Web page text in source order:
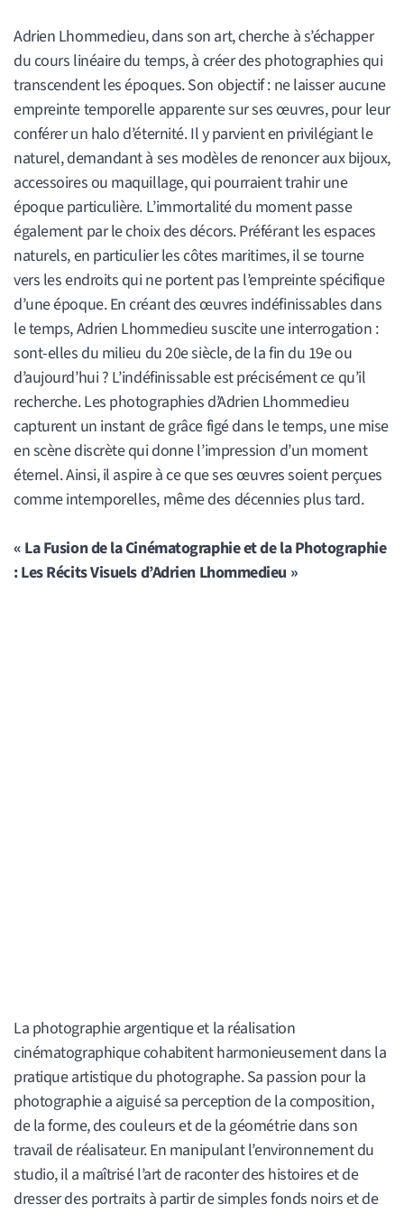
Adrien Lhommedieu, dans son art, cherche à s’échapper
du cours linéaire du temps, à créer des photographies qui
transcendent les époques. Son objectif : ne laisser aucune
empreinte temporelle apparente sur ses œuvres, pour leur
conférer un halo d’éternité. Il y parvient en privilégiant le
naturel, demandant à ses modèles de renoncer aux bijoux,
accessoires ou maquillage, qui pourraient trahir une
époque particulière. L’immortalité du moment passe
également par le choix des décors. Préférant les espaces
naturels, en particulier les côtes maritimes, il se tourne
vers les endroits qui ne portent pas l’empreinte spécifique
d’une époque. En créant des œuvres indéfinissables dans
le temps, Adrien Lhommedieu suscite une interrogation :
sont-elles du milieu du 20e siècle, de la fin du 19e ou
d’aujourd’hui ? L’indéfinissable est précisément ce qu’il
recherche. Les photographies d’Adrien Lhommedieu
capturent un instant de grâce figé dans le temps, une mise
en scène discrète qui donne l’impression d’un moment
éternel. Ainsi, il aspire à ce que ses œuvres soient perçues
comme intemporelles, même des décennies plus tard.
« La Fusion de la Cinématographie et de la Photographie
: Les Récits Visuels d’Adrien Lhommedieu »
La photographie argentique et la réalisation
cinématographique cohabitent harmonieusement dans la
pratique artistique du photographe. Sa passion pour la
photographie a aiguisé sa perception de la composition,
de la forme, des couleurs et de la géométrie dans son
travail de réalisateur. En manipulant l’environnement du
studio, il a maîtrisé l’art de raconter des histoires et de
dresser des portraits à partir de simples fonds noirs et de